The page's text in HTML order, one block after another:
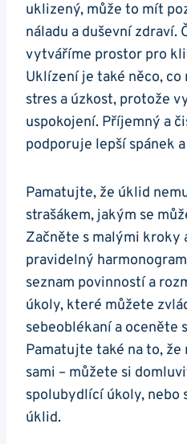
uklizený, může to mít
náladu a duševní zdraví.
vytváříme prostor pro
Uklízení je také něco,
stres a úzkost, protože
uspokojení. Příjemný a
podporuje lepší spánek
Pamatujte, že úklid
strašákem, jakým se
Začněte s malými kroky
pravidelný
seznam povinností a
úkoly, které můžete
sebeoblékaní a oceněte
Pamatujte také na to,
sami – můžete si
spolubydlící úkoly, nebo
úklid.